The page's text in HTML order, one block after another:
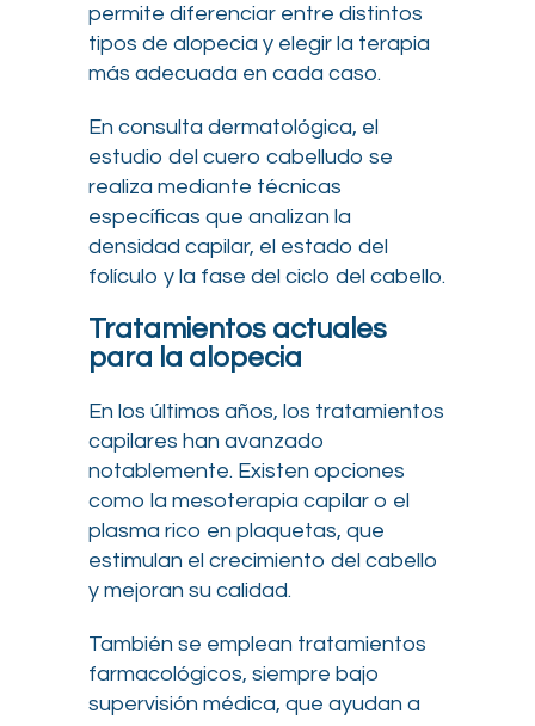
permite diferenciar entre distintos
tipos de alopecia y elegir la terapia
más adecuada en cada caso.
En consulta dermatológica, el
estudio del cuero cabelludo se
realiza mediante técnicas
específicas que analizan la
densidad capilar, el estado del
folículo y la fase del ciclo del cabello.
Tratamientos actuales
para la alopecia
En los últimos años, los tratamientos
capilares han avanzado
notablemente. Existen opciones
como la mesoterapia capilar o el
plasma rico en plaquetas, que
estimulan el crecimiento del cabello
y mejoran su calidad.
También se emplean tratamientos
farmacológicos, siempre bajo
supervisión médica, que ayudan a